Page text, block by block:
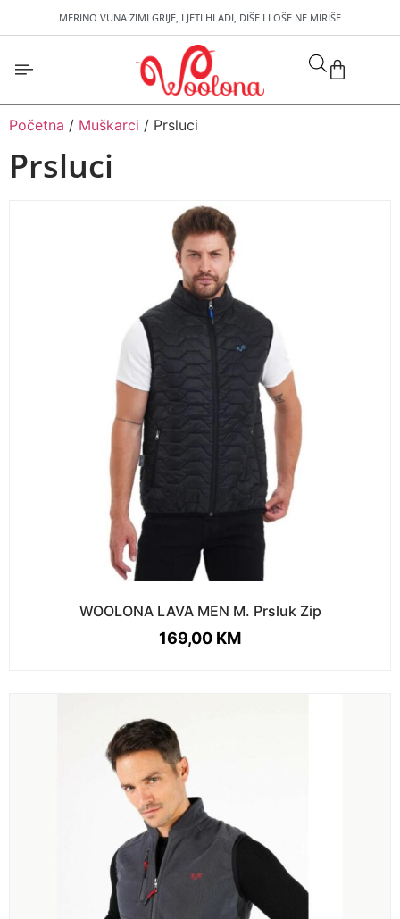
MERINO VUNA ZIMI GRIJE, LJETI HLADI, DIŠE I LOŠE NE MIRIŠE
Početna / Muškarci / Prsluci
Prsluci
WOOLONA LAVA MEN M. Prsluk Zip
169,00 KM